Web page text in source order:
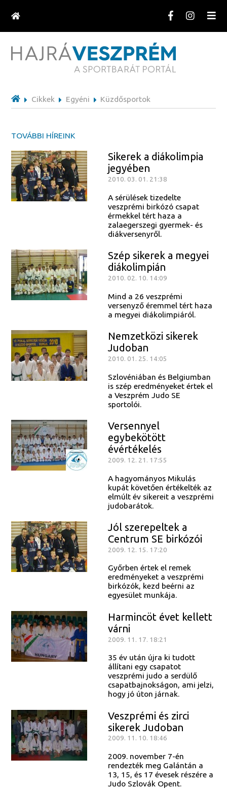
Cikkek Egyéni Küzdősportok
TOVÁBBI HÍREINK
Sikerek a diákolimpia
jegyében
2010. 03. 01. 21:38
A sérülések tizedelte
veszprémi birkózó csapat
érmekkel tért haza a
zalaegerszegi gyermek- és
diákversenyről.
Szép sikerek a megyei
diákolimpián
2010. 02. 10. 14:09
Mind a 26 veszprémi
versenyző éremmel tért haza
a megyei diákolimpiáról.
Nemzetközi sikerek
Judoban
2010. 01. 25. 14:05
Szlovéniában és Belgiumban
is szép eredményeket értek el
a Veszprém Judo SE
sportolói.
Versennyel
egybekötött
évértékelés
2009. 12. 21. 17:55
A hagyományos Mikulás
kupát követően értékelték az
elmúlt év sikereit a veszprémi
judobarátok.
Jól szerepeltek a
Centrum SE birkózói
2009. 12. 15. 17:20
Győrben értek el remek
eredményeket a veszprémi
birkózók, kezd beérni az
egyesület munkája.
Harmincöt évet kellett
várni
2009. 11. 17. 18:21
35 év után újra ki tudott
állítani egy csapatot
veszprémi judo a serdülő
csapatbajnokságon, ami jelzi,
hogy jó úton járnak.
Veszprémi és zirci
sikerek Judoban
2009. 11. 10. 18:46
2009. november 7-én
rendezték meg Galántán a
13, 15, és 17 évesek részére a
Judo Szlovák Opent.